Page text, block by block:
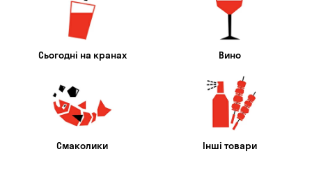
Сьогодні на кранах Вино
Смаколики Інші товари